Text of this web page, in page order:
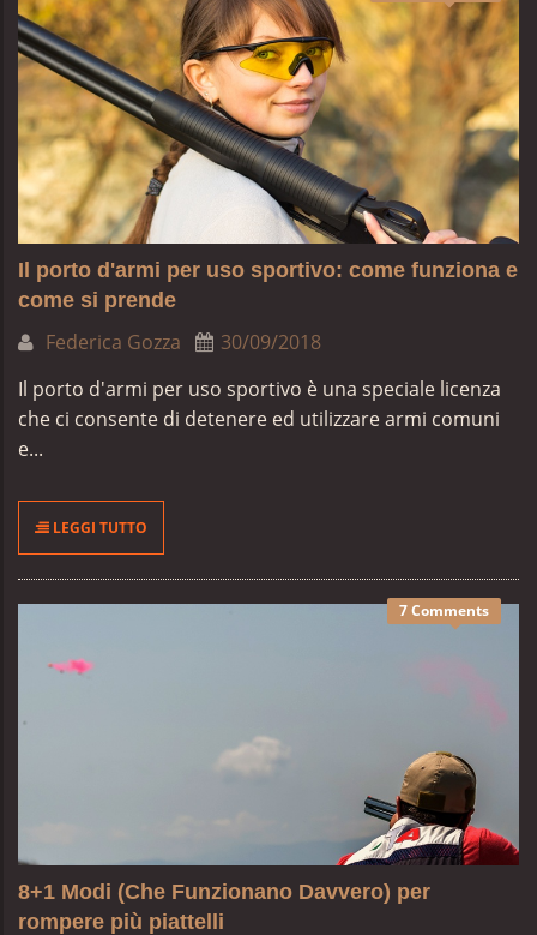
Il porto d'armi per uso sportivo: come funziona e
come si prende
Federica Gozza
30/09/2018
Il porto d'armi per uso sportivo è una speciale licenza
che ci consente di detenere ed utilizzare armi comuni
e...
LEGGI TUTTO
7 Comments
8+1 Modi (Che Funzionano Davvero) per
rompere più piattelli